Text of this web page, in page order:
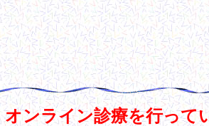
オンライン診療を行って